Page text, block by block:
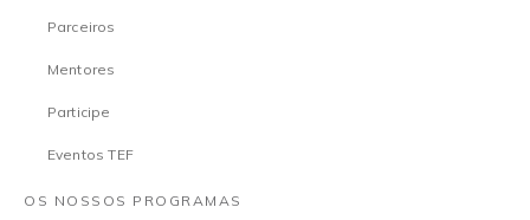
Parceiros
Mentores
Participe
Eventos TEF
OS NOSSOS PROGRAMAS